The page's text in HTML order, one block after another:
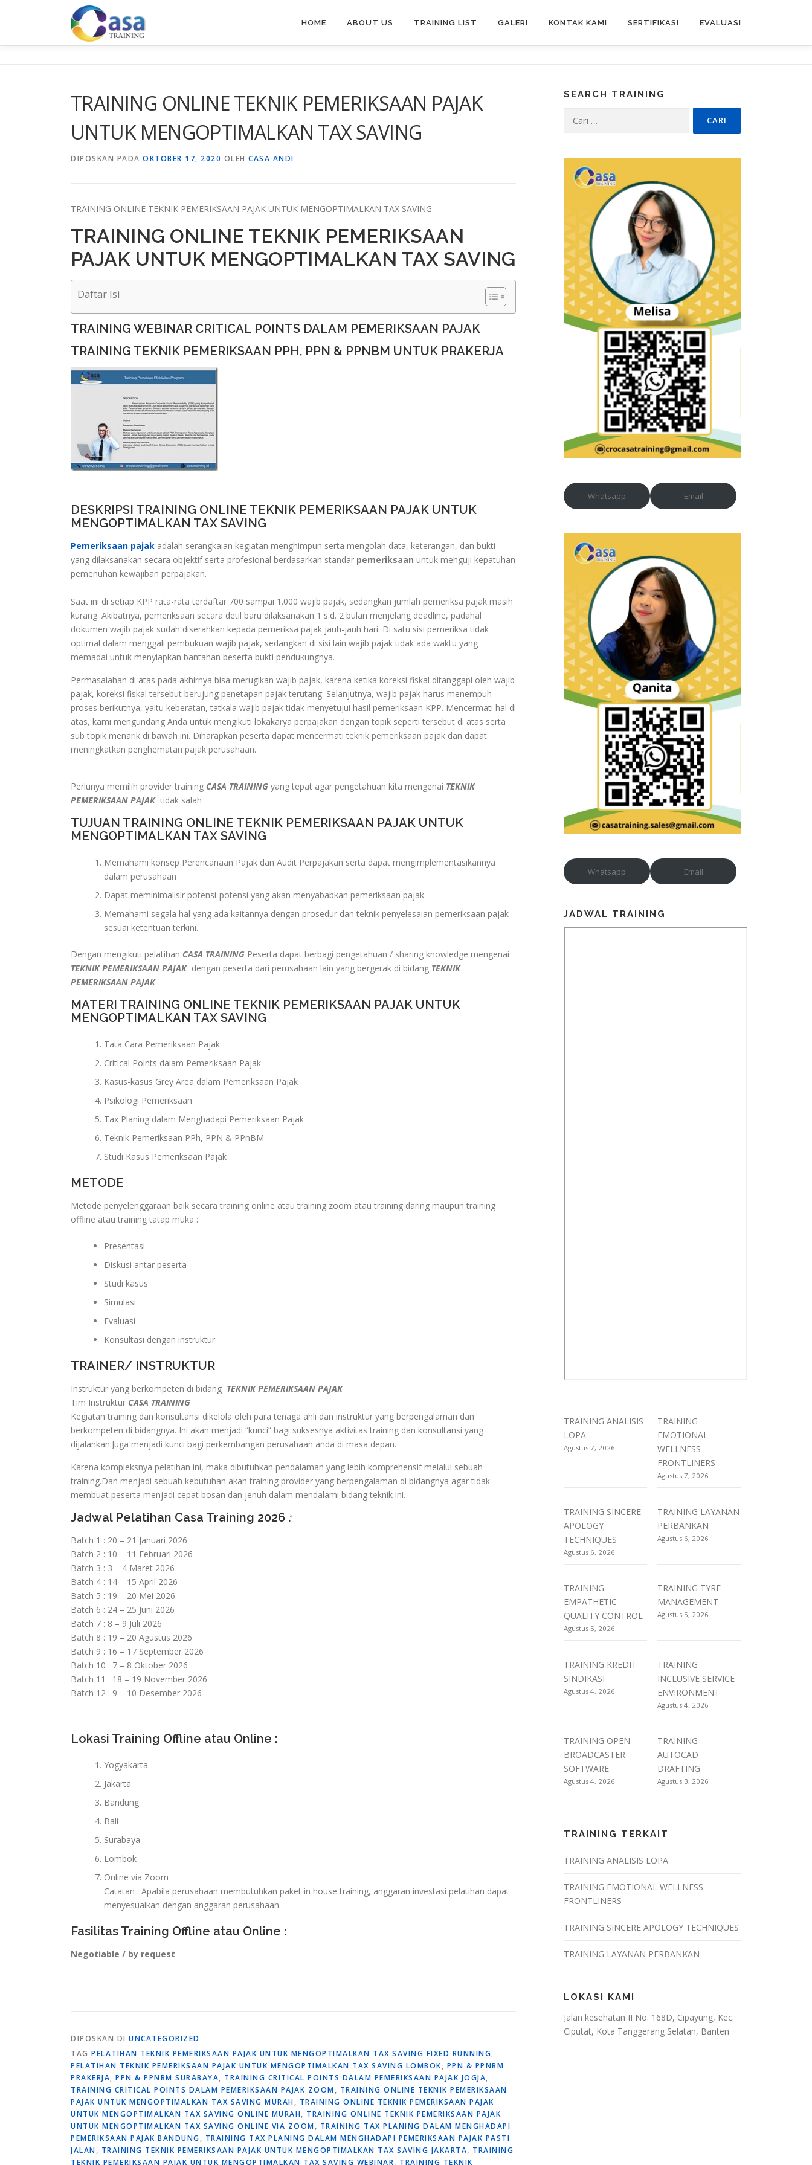
HOME ABOUT US TRAINING LIST GALERI KONTAK KAMI SERTIFIKASI EVALUASI
TRAINING ONLINE TEKNIK PEMERIKSAAN PAJAK
UNTUK MENGOPTIMALKAN TAX SAVING
DIPOSKAN PADA OKTOBER 17, 2020 OLEH CASA ANDI
TRAINING ONLINE TEKNIK PEMERIKSAAN PAJAK UNTUK MENGOPTIMALKAN TAX SAVING
TRAINING ONLINE TEKNIK PEMERIKSAAN
PAJAK UNTUK MENGOPTIMALKAN TAX SAVING
Daftar Isi
TRAINING WEBINAR CRITICAL POINTS DALAM PEMERIKSAAN PAJAK
TRAINING TEKNIK PEMERIKSAAN PPH, PPN & PPNBM UNTUK PRAKERJA
DESKRIPSI TRAINING ONLINE TEKNIK PEMERIKSAAN PAJAK UNTUK
MENGOPTIMALKAN TAX SAVING
Pemeriksaan pajak adalah serangkaian kegiatan menghimpun serta mengolah data, keterangan, dan bukti
yang dilaksanakan secara objektif serta profesional berdasarkan standar pemeriksaan untuk menguji kepatuhan
pemenuhan kewajiban perpajakan.
Saat ini di setiap KPP rata-rata terdaftar 700 sampai 1.000 wajib pajak, sedangkan jumlah pemeriksa pajak masih
kurang. Akibatnya, pemeriksaan secara detil baru dilaksanakan 1 s.d. 2 bulan menjelang deadline, padahal
dokumen wajib pajak sudah diserahkan kepada pemeriksa pajak jauh-jauh hari. Di satu sisi pemeriksa tidak
optimal dalam menggali pembukuan wajib pajak, sedangkan di sisi lain wajib pajak tidak ada waktu yang
memadai untuk menyiapkan bantahan beserta bukti pendukungnya.
Permasalahan di atas pada akhirnya bisa merugikan wajib pajak, karena ketika koreksi fiskal ditanggapi oleh wajib
pajak, koreksi fiskal tersebut berujung penetapan pajak terutang. Selanjutnya, wajib pajak harus menempuh
proses berikutnya, yaitu keberatan, tatkala wajib pajak tidak menyetujui hasil pemeriksaan KPP. Mencermati hal di
atas, kami mengundang Anda untuk mengikuti lokakarya perpajakan dengan topik seperti tersebut di atas serta
sub topik menarik di bawah ini. Diharapkan peserta dapat mencermati teknik pemeriksaan pajak dan dapat
meningkatkan penghematan pajak perusahaan.
Perlunya memilih provider training CASA TRAINING yang tepat agar pengetahuan kita mengenai TEKNIK
PEMERIKSAAN PAJAK tidak salah
TUJUAN TRAINING ONLINE TEKNIK PEMERIKSAAN PAJAK UNTUK
MENGOPTIMALKAN TAX SAVING
Memahami konsep Perencanaan Pajak dan Audit Perpajakan serta dapat mengimplementasikannya
dalam perusahaan
Dapat meminimalisir potensi-potensi yang akan menyababkan pemeriksaan pajak
Memahami segala hal yang ada kaitannya dengan prosedur dan teknik penyelesaian pemeriksaan pajak
sesuai ketentuan terkini.
Dengan mengikuti pelatihan CASA TRAINING Peserta dapat berbagi pengetahuan / sharing knowledge mengenai
TEKNIK PEMERIKSAAN PAJAK dengan peserta dari perusahaan lain yang bergerak di bidang TEKNIK
PEMERIKSAAN PAJAK
MATERI TRAINING ONLINE TEKNIK PEMERIKSAAN PAJAK UNTUK
MENGOPTIMALKAN TAX SAVING
Tata Cara Pemeriksaan Pajak
Critical Points dalam Pemeriksaan Pajak
Kasus-kasus Grey Area dalam Pemeriksaan Pajak
Psikologi Pemeriksaan
Tax Planing dalam Menghadapi Pemeriksaan Pajak
Teknik Pemeriksaan PPh, PPN & PPnBM
Studi Kasus Pemeriksaan Pajak
METODE
Metode penyelenggaraan baik secara training online atau training zoom atau training daring maupun training
offline atau training tatap muka :
Presentasi
Diskusi antar peserta
Studi kasus
Simulasi
Evaluasi
Konsultasi dengan instruktur
TRAINER/ INSTRUKTUR
Instruktur yang berkompeten di bidang TEKNIK PEMERIKSAAN PAJAK
Tim Instruktur CASA TRAINING
Kegiatan training dan konsultansi dikelola oleh para tenaga ahli dan instruktur yang berpengalaman dan
berkompeten di bidangnya. Ini akan menjadi “kunci” bagi suksesnya aktivitas training dan konsultansi yang
dijalankan.Juga menjadi kunci bagi perkembangan perusahaan anda di masa depan.
Karena kompleksnya pelatihan ini, maka dibutuhkan pendalaman yang lebih komprehensif melalui sebuah
training.Dan menjadi sebuah kebutuhan akan training provider yang berpengalaman di bidangnya agar tidak
membuat peserta menjadi cepat bosan dan jenuh dalam mendalami bidang teknik ini.
Jadwal Pelatihan Casa Training 2026 :
Batch 1 : 20 – 21 Januari 2026
Batch 2 : 10 – 11 Februari 2026
Batch 3 : 3 – 4 Maret 2026
Batch 4 : 14 – 15 April 2026
Batch 5 : 19 – 20 Mei 2026
Batch 6 : 24 – 25 Juni 2026
Batch 7 : 8 – 9 Juli 2026
Batch 8 : 19 – 20 Agustus 2026
Batch 9 : 16 – 17 September 2026
Batch 10 : 7 – 8 Oktober 2026
Batch 11 : 18 – 19 November 2026
Batch 12 : 9 – 10 Desember 2026
Lokasi Training Offline atau Online :
Yogyakarta
Jakarta
Bandung
Bali
Surabaya
Lombok
Online via Zoom
Catatan : Apabila perusahaan membutuhkan paket in house training, anggaran investasi pelatihan dapat
menyesuaikan dengan anggaran perusahaan.
Fasilitas Training Offline atau Online :
Negotiable / by request
DIPOSKAN DI UNCATEGORIZED
TAG PELATIHAN TEKNIK PEMERIKSAAN PAJAK UNTUK MENGOPTIMALKAN TAX SAVING FIXED RUNNING,
PELATIHAN TEKNIK PEMERIKSAAN PAJAK UNTUK MENGOPTIMALKAN TAX SAVING LOMBOK, PPN & PPNBM
PRAKERJA, PPN & PPNBM SURABAYA, TRAINING CRITICAL POINTS DALAM PEMERIKSAAN PAJAK JOGJA,
TRAINING CRITICAL POINTS DALAM PEMERIKSAAN PAJAK ZOOM, TRAINING ONLINE TEKNIK PEMERIKSAAN
PAJAK UNTUK MENGOPTIMALKAN TAX SAVING MURAH, TRAINING ONLINE TEKNIK PEMERIKSAAN PAJAK
UNTUK MENGOPTIMALKAN TAX SAVING ONLINE MURAH, TRAINING ONLINE TEKNIK PEMERIKSAAN PAJAK
UNTUK MENGOPTIMALKAN TAX SAVING ONLINE VIA ZOOM, TRAINING TAX PLANING DALAM MENGHADAPI
PEMERIKSAAN PAJAK BANDUNG, TRAINING TAX PLANING DALAM MENGHADAPI PEMERIKSAAN PAJAK PASTI
JALAN, TRAINING TEKNIK PEMERIKSAAN PAJAK UNTUK MENGOPTIMALKAN TAX SAVING JAKARTA, TRAINING
TEKNIK PEMERIKSAAN PAJAK UNTUK MENGOPTIMALKAN TAX SAVING WEBINAR, TRAINING TEKNIK
SEARCH TRAINING
untuk:
Whatsapp Email
Whatsapp Email
JADWAL TRAINING
TRAINING ANALISIS
LOPA
Agustus 7, 2026
TRAINING
EMOTIONAL
WELLNESS
FRONTLINERS
Agustus 7, 2026
TRAINING SINCERE
APOLOGY
TECHNIQUES
Agustus 6, 2026
TRAINING LAYANAN
PERBANKAN
Agustus 6, 2026
TRAINING
EMPATHETIC
QUALITY CONTROL
Agustus 5, 2026
TRAINING TYRE
MANAGEMENT
Agustus 5, 2026
TRAINING KREDIT
SINDIKASI
Agustus 4, 2026
TRAINING
INCLUSIVE SERVICE
ENVIRONMENT
Agustus 4, 2026
TRAINING OPEN
BROADCASTER
SOFTWARE
Agustus 4, 2026
TRAINING
AUTOCAD
DRAFTING
Agustus 3, 2026
TRAINING TERKAIT
TRAINING ANALISIS LOPA
TRAINING EMOTIONAL WELLNESS
FRONTLINERS
TRAINING SINCERE APOLOGY TECHNIQUES
TRAINING LAYANAN PERBANKAN
LOKASI KAMI
Jalan kesehatan II No. 168D, Cipayung, Kec.
Ciputat, Kota Tanggerang Selatan, Banten